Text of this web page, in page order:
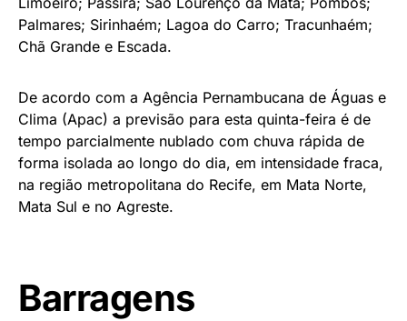
Palmares; Sirinhaém; Lagoa do Carro; Tracunhaém;
Chã Grande e Escada.
De acordo com a Agência Pernambucana de Águas e
Clima (Apac) a previsão para esta quinta-feira é de
tempo parcialmente nublado com chuva rápida de
forma isolada ao longo do dia, em intensidade fraca,
na região metropolitana do Recife, em Mata Norte,
Mata Sul e no Agreste.
Barragens